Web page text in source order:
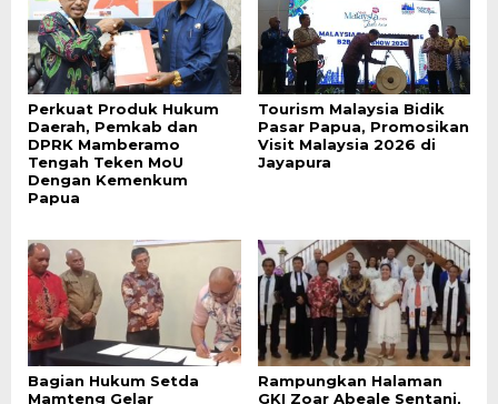
Perkuat Produk Hukum
Daerah, Pemkab dan
DPRK Mamberamo
Tengah Teken MoU
Dengan Kemenkum
Papua
Tourism Malaysia Bidik
Pasar Papua, Promosikan
Visit Malaysia 2026 di
Jayapura
Bagian Hukum Setda
Mamteng Gelar
Rampungkan Halaman
GKI Zoar Abeale Sentani,